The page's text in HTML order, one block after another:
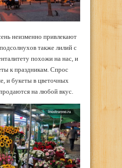
неизменно привлекают
также лилий с
похожи на нас, и
к праздникам. Спрос
и букеты в цветочных
на любой вкус.